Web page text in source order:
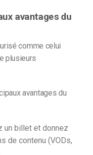
avantages du
comme celui
plusieurs
avantages du
un billet et donnez
de contenu (VODs,